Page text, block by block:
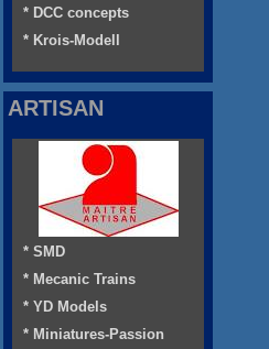
* DCC concepts
* Krois-Modell
ARTISAN
* SMD
* Mecanic Trains
* YD Models
* Miniatures-Passion